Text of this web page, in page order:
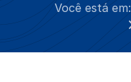
Você está em: